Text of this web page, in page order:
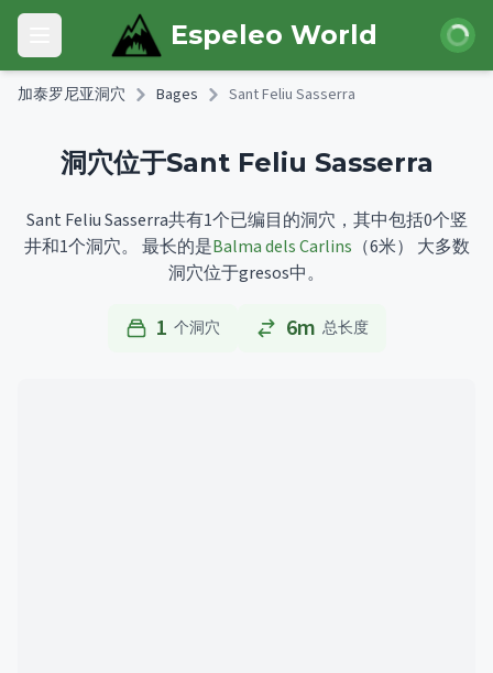
Skip to main content
Open main menu Espeleo World 登录
加泰罗尼亚洞穴 Bages Sant Feliu Sasserra
洞穴位于Sant Feliu Sasserra
Sant Feliu Sasserra共有1个已编目的洞穴，其中包括0个竖
井和1个洞穴。
最长的是Balma dels Carlins （6米）
大多数
洞穴位于gresos中。
1 个洞穴 6m 总长度